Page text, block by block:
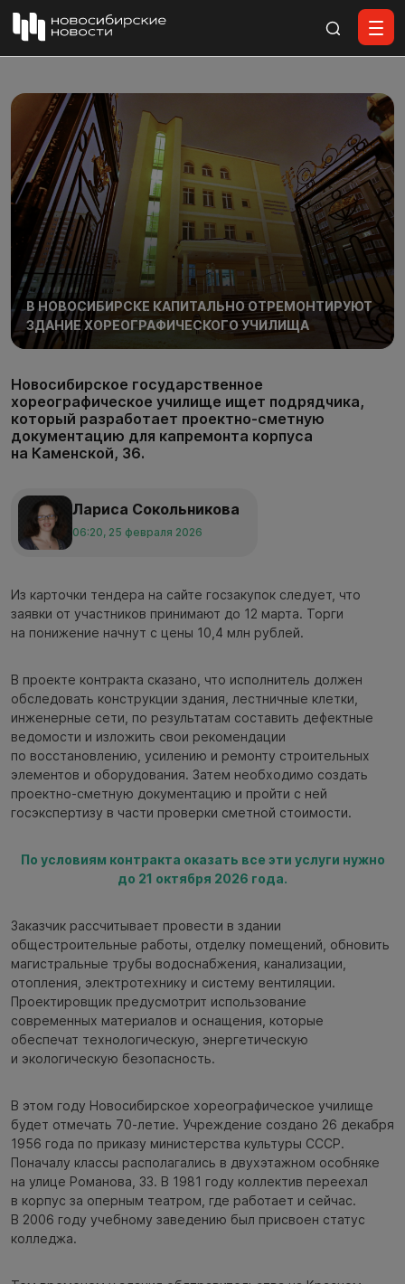
В НОВОСИБИРСКЕ КАПИТАЛЬНО ОТРЕМОНТИРУЮТ
ЗДАНИЕ ХОРЕОГРАФИЧЕСКОГО УЧИЛИЩА
Новосибирское государственное
хореографическое училище ищет подрядчика,
который разработает проектно-сметную
документацию для капремонта корпуса
на Каменской, 36.
Лариса Сокольникова
06:20, 25 февраля 2026
Из карточки тендера на сайте госзакупок следует, что
заявки от участников принимают до 12 марта. Торги
на понижение начнут с цены 10,4 млн рублей.
В проекте контракта сказано, что исполнитель должен
обследовать конструкции здания, лестничные клетки,
инженерные сети, по результатам составить дефектные
ведомости и изложить свои рекомендации
по восстановлению, усилению и ремонту строительных
элементов и оборудования. Затем необходимо создать
проектно-сметную документацию и пройти с ней
госэкспертизу в части проверки сметной стоимости.
По условиям контракта оказать все эти услуги нужно
до 21 октября 2026 года.
Заказчик рассчитывает провести в здании
общестроительные работы, отделку помещений, обновить
магистральные трубы водоснабжения, канализации,
отопления, электротехнику и систему вентиляции.
Проектировщик предусмотрит использование
современных материалов и оснащения, которые
обеспечат технологическую, энергетическую
и экологическую безопасность.
В этом году Новосибирское хореографическое училище
будет отмечать 70-летие. Учреждение создано 26 декабря
1956 года по приказу министерства культуры СССР.
Поначалу классы располагались в двухэтажном особняке
на улице Романова, 33. В 1981 году коллектив переехал
в корпус за оперным театром, где работает и сейчас.
В 2006 году учебному заведению был присвоен статус
колледжа.